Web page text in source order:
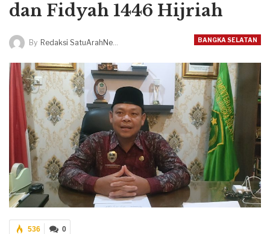
dan Fidyah 1446 Hijriah
BANGKA SELATAN
By Redaksi SatuArahNews
0
536